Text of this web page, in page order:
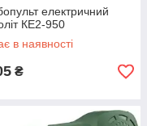
електричний
КЕ2-950
в наявності
₴